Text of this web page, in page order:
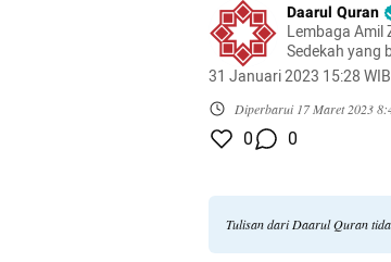
Daarul Quran
Lembaga Amil
Sedekah yang
masyarakat
31 Januari 2023 15:28 WIB
Diperbarui 17 Maret 2023
0 0
Tulisan dari Daarul Quran